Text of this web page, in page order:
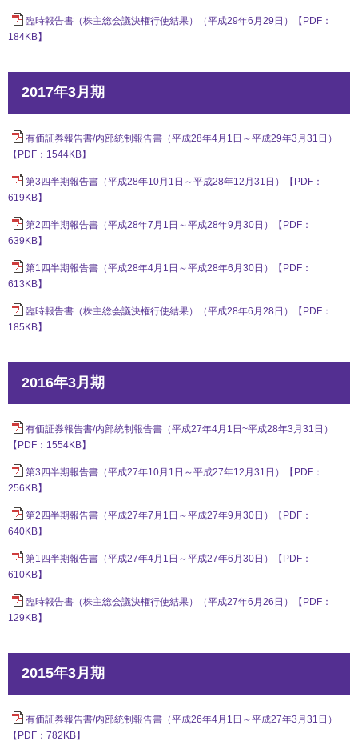
臨時報告書（株主総会議決権行使結果）（平成29年6月29日）【PDF：
184KB】
2017年3月期
有価証券報告書/内部統制報告書（平成28年4月1日～平成29年3月31日）
【PDF：1544KB】
第3四半期報告書（平成28年10月1日～平成28年12月31日）【PDF：
619KB】
第2四半期報告書（平成28年7月1日～平成28年9月30日）【PDF：
639KB】
第1四半期報告書（平成28年4月1日～平成28年6月30日）【PDF：
613KB】
臨時報告書（株主総会議決権行使結果）（平成28年6月28日）【PDF：
185KB】
2016年3月期
有価証券報告書/内部統制報告書（平成27年4月1日~平成28年3月31日）
【PDF：1554KB】
第3四半期報告書（平成27年10月1日～平成27年12月31日）【PDF：
256KB】
第2四半期報告書（平成27年7月1日～平成27年9月30日）【PDF：
640KB】
第1四半期報告書（平成27年4月1日～平成27年6月30日）【PDF：
610KB】
臨時報告書（株主総会議決権行使結果）（平成27年6月26日）【PDF：
129KB】
2015年3月期
有価証券報告書/内部統制報告書（平成26年4月1日～平成27年3月31日）
【PDF：782KB】